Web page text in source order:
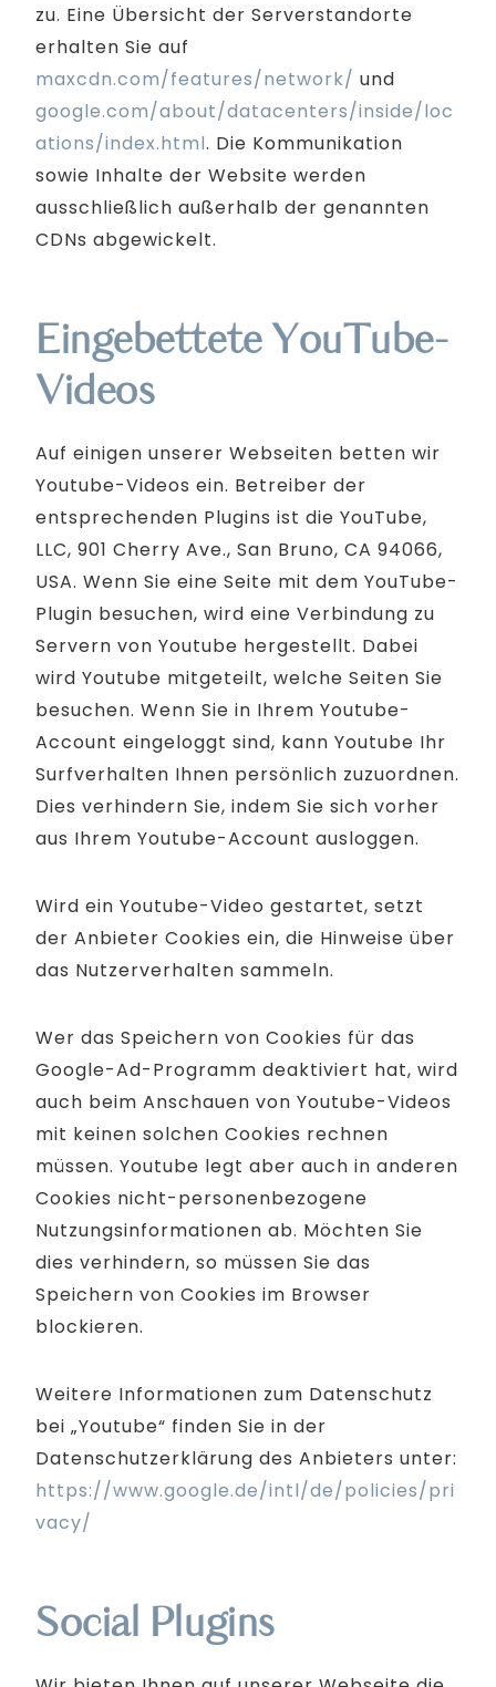
zu. Eine Übersicht der Serverstandorte
erhalten Sie auf
maxcdn.com/features/network/ und
google.com/about/datacenters/inside/loc
ations/index.html. Die Kommunikation
sowie Inhalte der Website werden
ausschließlich außerhalb der genannten
CDNs abgewickelt.
Eingebettete YouTube-
Videos
Auf einigen unserer Webseiten betten wir
Youtube-Videos ein. Betreiber der
entsprechenden Plugins ist die YouTube,
LLC, 901 Cherry Ave., San Bruno, CA 94066,
USA. Wenn Sie eine Seite mit dem YouTube-
Plugin besuchen, wird eine Verbindung zu
Servern von Youtube hergestellt. Dabei
wird Youtube mitgeteilt, welche Seiten Sie
besuchen. Wenn Sie in Ihrem Youtube-
Account eingeloggt sind, kann Youtube Ihr
Surfverhalten Ihnen persönlich zuzuordnen.
Dies verhindern Sie, indem Sie sich vorher
aus Ihrem Youtube-Account ausloggen.
Wird ein Youtube-Video gestartet, setzt
der Anbieter Cookies ein, die Hinweise über
das Nutzerverhalten sammeln.
Wer das Speichern von Cookies für das
Google-Ad-Programm deaktiviert hat, wird
auch beim Anschauen von Youtube-Videos
mit keinen solchen Cookies rechnen
müssen. Youtube legt aber auch in anderen
Cookies nicht-personenbezogene
Nutzungsinformationen ab. Möchten Sie
dies verhindern, so müssen Sie das
Speichern von Cookies im Browser
blockieren.
Weitere Informationen zum Datenschutz
bei „Youtube“ finden Sie in der
Datenschutzerklärung des Anbieters unter:
https://www.google.de/intl/de/policies/pri
vacy/
Social Plugins